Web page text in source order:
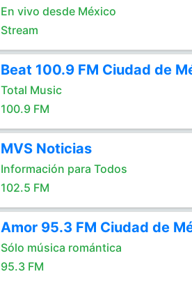
En vivo desde México
Stream
Beat 100.9 FM Ciudad de
Total Music
100.9 FM
MVS Noticias
Información para Todos
102.5 FM
Amor 95.3 FM Ciudad de
Sólo música romántica
95.3 FM